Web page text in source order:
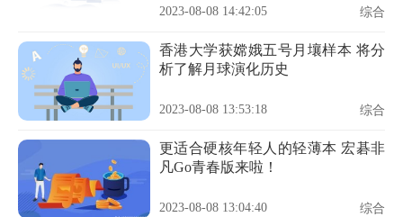
2023-08-08 14:42:05 综合
香港大学获嫦娥五号月壤样本 将分
析了解月球演化历史
2023-08-08 13:53:18 综合
更适合硬核年轻人的轻薄本 宏碁非
凡Go青春版来啦！
2023-08-08 13:04:40 综合